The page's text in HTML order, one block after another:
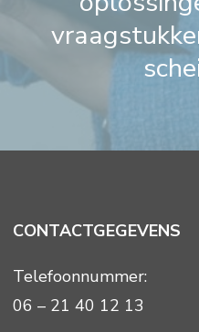
CONTACTGEGEVENS
Telefoonnummer:
06 – 21 40 12 13